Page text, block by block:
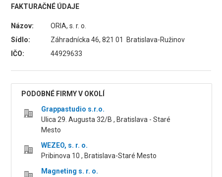
FAKTURAČNÉ ÚDAJE
Názov:
ORIA, s. r. o.
Sídlo:
Záhradnícka 46, 821 01 Bratislava-Ružinov
IČO:
44929633
PODOBNÉ FIRMY V OKOLÍ
Grappastudio s.r.o.
Ulica 29. Augusta 32/B , Bratislava - Staré
Mesto
WEZEO, s. r. o.
Pribinova 10 , Bratislava-Staré Mesto
Magneting s. r. o.